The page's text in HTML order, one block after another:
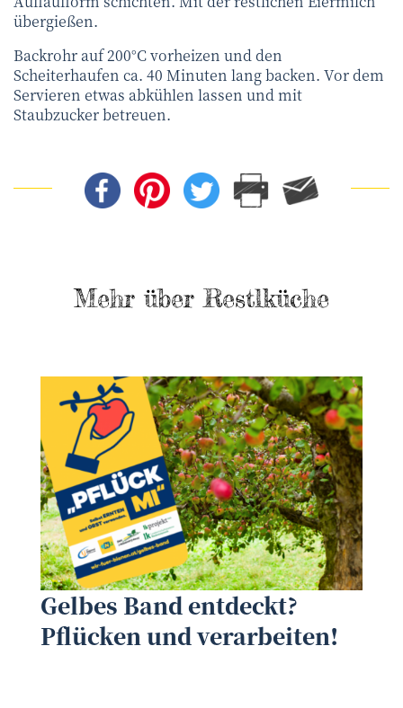
übergießen.
Backrohr auf 200°C vorheizen und den
Scheiterhaufen ca. 40 Minuten lang backen. Vor dem
Servieren etwas abkühlen lassen und mit
Staubzucker betreuen.
Mehr über Restlküche
©eNu
Gelbes Band entdeckt?
Pflücken und verarbeiten!